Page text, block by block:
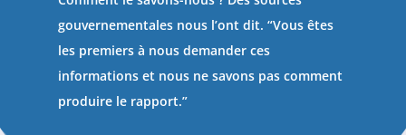
gouvernementales nous l’ont dit. “Vous êtes
les premiers à nous demander ces
informations et nous ne savons pas comment
produire le rapport.”